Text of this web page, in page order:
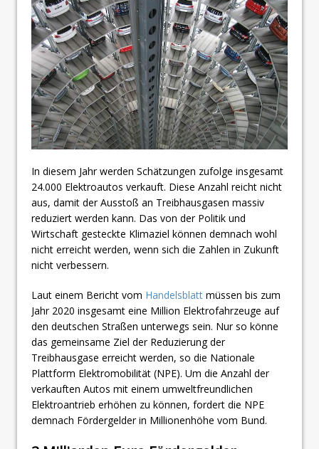
In diesem Jahr werden Schätzungen zufolge insgesamt
24.000 Elektroautos verkauft. Diese Anzahl reicht nicht
aus, damit der Ausstoß an Treibhausgasen massiv
reduziert werden kann. Das von der Politik und
Wirtschaft gesteckte Klimaziel können demnach wohl
nicht erreicht werden, wenn sich die Zahlen in Zukunft
nicht verbessern.
Laut einem Bericht vom Handelsblatt müssen bis zum
Jahr 2020 insgesamt eine Million Elektrofahrzeuge auf
den deutschen Straßen unterwegs sein. Nur so könne
das gemeinsame Ziel der Reduzierung der
Treibhausgase erreicht werden, so die Nationale
Plattform Elektromobilität (NPE). Um die Anzahl der
verkauften Autos mit einem umweltfreundlichen
Elektroantrieb erhöhen zu können, fordert die NPE
demnach Fördergelder in Millionenhöhe vom Bund.